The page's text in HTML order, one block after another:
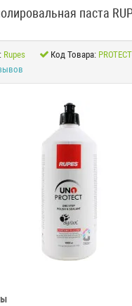
паста
Rupes Код Товара: